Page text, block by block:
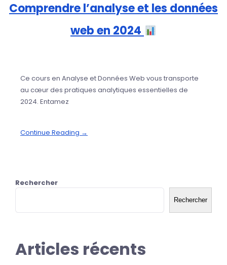
Comprendre l’analyse et les données
web en 2024
Ce cours en Analyse et Données Web vous transporte
au cœur des pratiques analytiques essentielles de
2024. Entamez
Continue Reading →
Rechercher
Rechercher
Articles récents